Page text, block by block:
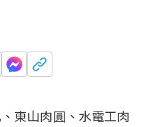
東山肉圓、水電工肉